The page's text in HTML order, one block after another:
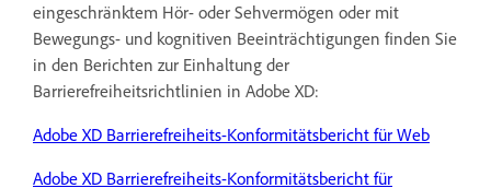
eingeschränktem Hör- oder Sehvermögen oder mit
Bewegungs- und kognitiven Beeinträchtigungen finden Sie
in den Berichten zur Einhaltung der
Barrierefreiheitsrichtlinien in Adobe XD:
Adobe XD Barrierefreiheits-Konformitätsbericht für Web
Adobe XD Barrierefreiheits-Konformitätsbericht für